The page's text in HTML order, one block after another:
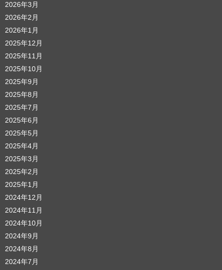
2026年3月
2026年2月
2026年1月
2025年12月
2025年11月
2025年10月
2025年9月
2025年8月
2025年7月
2025年6月
2025年5月
2025年4月
2025年3月
2025年2月
2025年1月
2024年12月
2024年11月
2024年10月
2024年9月
2024年8月
2024年7月